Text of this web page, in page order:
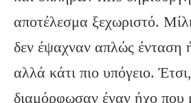
αποτέλεσμα ξεχωριστό.
δεν έψαχναν απλώς ένταση
αλλά κάτι πιο υπόγειο.
διαμόρφωσαν έναν ήχο που